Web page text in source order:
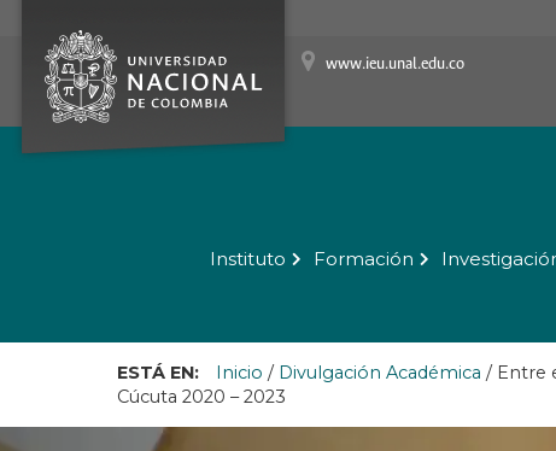
www.ieu.unal.edu.co
Instituto Formación
ESTÁ EN: Inicio / Divulgación Académica / Entre
Cúcuta 2020 – 2023